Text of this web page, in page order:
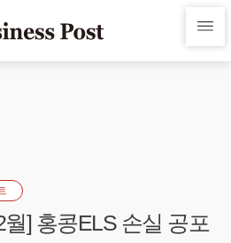
] 홍콩ELS 손실 공포